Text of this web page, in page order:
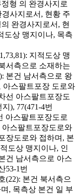
형 의 완경사지로
사지로서, 현황 주
완경사지로서, 현
도상 맹지이나, 목측
지적도상 맹
서측으로 소재하는
본건 남서측으로 왕
아스팔트포장 도로와
선 아스팔트포장도
), 77(471-4번
아스팔트포장도로
아스팔트포장도로와
장도로와 접하며, 본
도상 맹지이나, 인
건 남서측으로 아스
53-1번
(22): 본건 북서측으
, 목측상 본건 일 부